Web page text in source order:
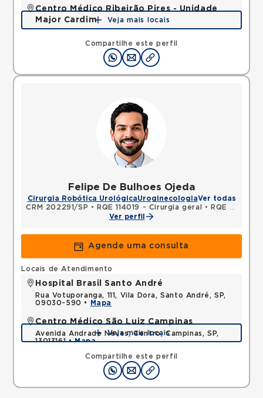
Compartilhe este perfil
Centro Médico Ribeirão Pires - Unidade
Major Cardim
Rua Major Cardim, Suissa, Ribeirao Pires, SP,
Mapa
Veja mais locais
Felipe De Bulhoes Ojeda
Cirurgia Robótica UrológicaUroginecologiaVer todas
CRM 202291/SP • RQE 114019 - Cirurgia geral •
RQE 146538 - Urologia
Ver perfil
Agende uma consulta
Compartilhe este perfil
Locais de Atendimento
Hospital Brasil Santo André
Rua Votuporanga, 111, Vila Dora, Santo André, SP,
09030-590 •
Mapa
Centro Médico São Luiz Campinas
Avenida Andrade Neves, Centro, Campinas, SP,
13013161 •Mapa
Veja mais locais